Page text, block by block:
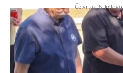
Četvrtak, 6.